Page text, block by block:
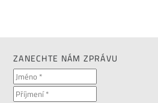
ZANECHTE NÁM ZPRÁVU